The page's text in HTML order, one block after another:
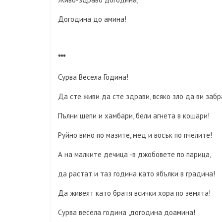
Догодина до амина!
***
Сурва Весела Година!
Да сте живи да сте здрави, всяко зло да ви
Пълни шепи и хамбари, бели агнета в кошари!
Руйно вино по мазите, мед и восък по пчелите!
А на малките дечица -в джобовете по парица,
да растат и таз година като ябълки в градина!
Да живеят като братя всички хора по земята!
Сурва весела година ,догодина доамина!